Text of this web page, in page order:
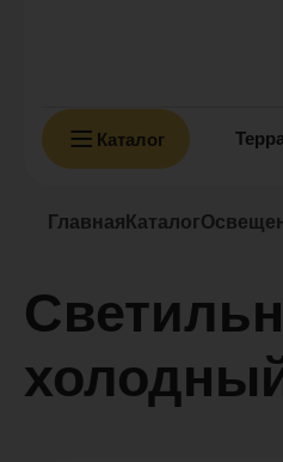
Каталог
Главная Каталог